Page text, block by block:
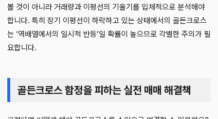
볼 것이 아니라 거래량과 이평선의 기울기를 입체적으로 분석해야
합니다. 특히 장기 이평선이 하락하고 있는 상태에서의 골든크로스
는 ‘역배열에서의 일시적 반등’일 확률이 높으므로 각별한 주의가 필
요합니다.
골든크로스 함정을 피하는 실전 매매 해결책